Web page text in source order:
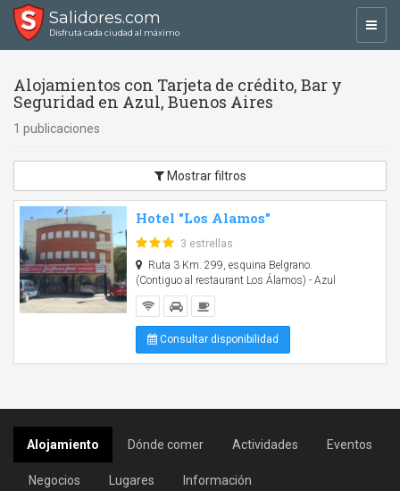
Salidores.com
Disfrutá cada ciudad al máximo
Alojamientos con Tarjeta de crédito, Bar y
Seguridad en Azul, Buenos Aires
1 publicaciones
Mostrar filtros
Hotel "Los Alamos"
3 estrellas
Ruta 3 Km. 299, esquina Belgrano.
(Contiguo al restaurant Los Álamos) - Azul
Consultar disponibilidad
Alojamiento Dónde comer Actividades Eventos
Negocios Lugares Información